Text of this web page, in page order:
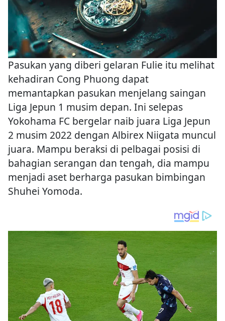
Pasukan yang diberi gelaran Fulie itu melihat
kehadiran Cong Phuong dapat
memantapkan pasukan menjelang saingan
Liga Jepun 1 musim depan. Ini selepas
Yokohama FC bergelar naib juara Liga Jepun
2 musim 2022 dengan Albirex Niigata muncul
juara. Mampu beraksi di pelbagai posisi di
bahagian serangan dan tengah, dia mampu
menjadi aset berharga pasukan bimbingan
Shuhei Yomoda.